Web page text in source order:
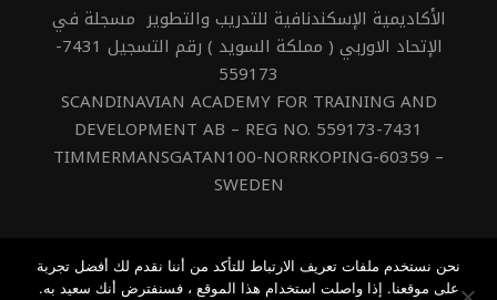
الأكاديمية الإسكندنافية للتدريب والتطوير مسجلة في
الإتحاد الاوربي ( مملكة السويد ) رقم التسجيل 7431-
559173
SCANDINAVIAN ACADEMY FOR TRAINING AND
DEVELOPMENT AB – REG NO. 559173-7431
TIMMERMANSGATAN100-NORRKOPING-60359 –
SWEDEN
نحن نستخدم ملفات تعريف الارتباط للتأكد من أننا نقدم لك أفضل تجربة
على موقعنا. إذا واصلت استخدام هذا الموقع ، فسنفترض أنك سعيد به.